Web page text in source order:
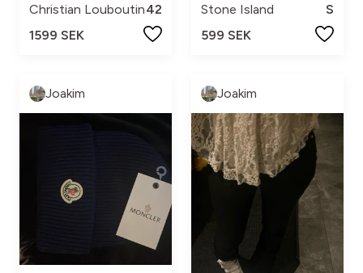
Christian Louboutin42
1599 SEK
Stone Island
S
599 SEK
Joakim Joakim